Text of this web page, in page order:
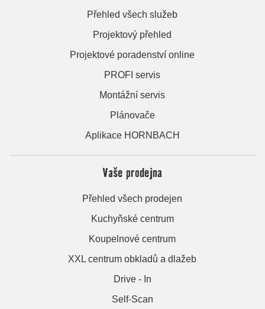
Přehled všech služeb
Projektový přehled
Projektové poradenství online
PROFI servis
Montážní servis
Plánovače
Aplikace HORNBACH
Vaše prodejna
Přehled všech prodejen
Kuchyňské centrum
Koupelnové centrum
XXL centrum obkladů a dlažeb
Drive - In
Self-Scan